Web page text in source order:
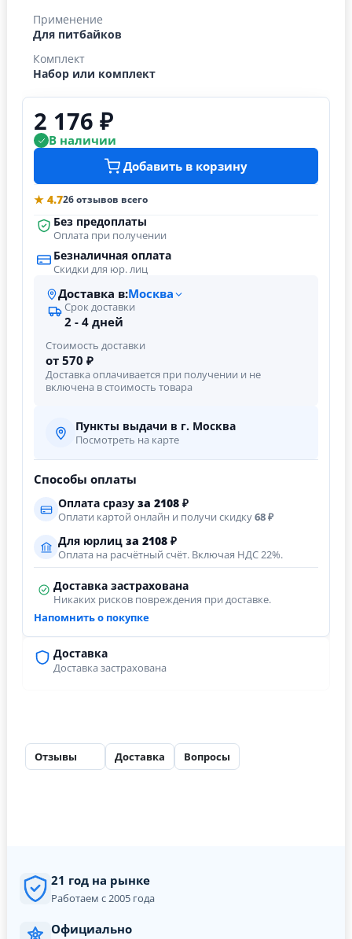
Применение
Для питбайков
Комплект
Набор или комплект
Доставка
Доставка застрахована
2 176 ₽
В наличии
Добавить в корзину
★ 4.726 отзывов всего
Без предоплаты
Оплата при получении
Безналичная оплата
Скидки для юр. лиц
Доставка в:Москва
Срок доставки
2 - 4 дней
Стоимость доставки
от 570 ₽
Доставка оплачивается при получении и не
включена в стоимость товара
Пункты выдачи в г. Москва
Посмотреть на карте
Способы оплаты
Оплата сразу за 2108 ₽
Оплати картой онлайн и получи скидку68 ₽
Для юрлиц за 2108 ₽
Оплата на расчётный счёт. Включая НДС 22%.
Доставка застрахована
Никаких рисков повреждения при доставке.
Напомнить о покупке
Отзывы Доставка Вопросы
21 год на рынке
Работаем с 2005 года
Официально